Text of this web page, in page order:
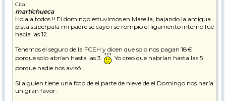
Cita
martichueca
Hola a todos !! El domingo estuvimos en Masella, bajando la antigua
pista superpala mi padre se cayó i se rompió el ligamento interno fue
hacia las 12.
Tenemos el seguro de la FCEH y dicen que solo nos pagan 18€
porque solo abrían hasta las 3
Yo creo que habrían hasta las 5
porque nadie nos avisó...
Si alguien tiene una foto de el parte de nieve de el Domingo nos haría
un gran favor.